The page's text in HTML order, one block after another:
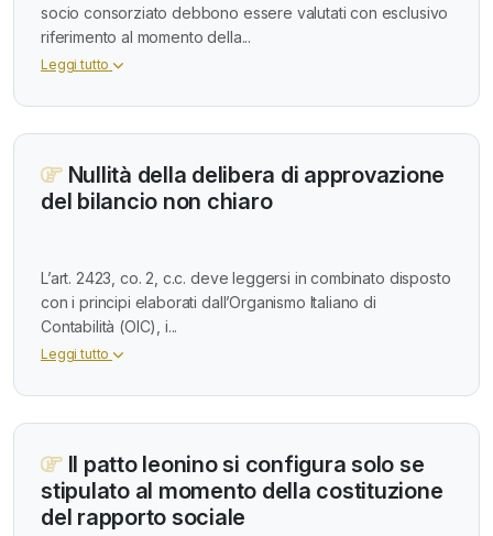
socio consorziato debbono essere valutati con esclusivo
riferimento al momento della...
Leggi tutto
Nullità della delibera di approvazione
del bilancio non chiaro
L’art. 2423, co. 2, c.c. deve leggersi in combinato disposto
con i principi elaborati dall’Organismo Italiano di
Contabilità (OIC), i...
Leggi tutto
Il patto leonino si configura solo se
stipulato al momento della costituzione
del rapporto sociale